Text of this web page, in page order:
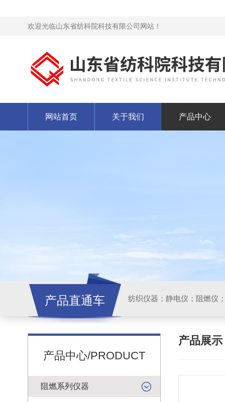
欢迎光临山东省纺科院科技有限公司网站！
网站首页 关于我们 产品中心
产品直通车 纺织仪器；静电仪；阻燃仪
产品展示
产品中心/PRODUCT
阻燃系列仪器